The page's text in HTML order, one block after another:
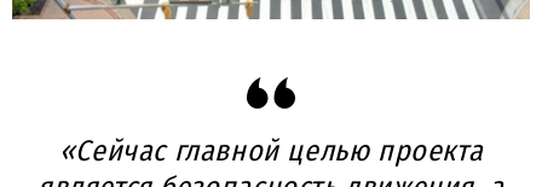
«Сейчас главной целью проекта